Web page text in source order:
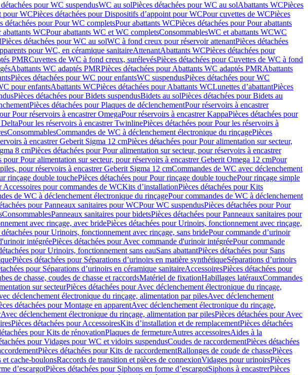
pour WC suspendusWC au solPièces détachées pour WC au solAbattants WCPièces
pour WCPièces détachées pour Dispositifs d’appoint pour WCPour cuvettes de WCPièces
détachées pour Pour WC completsPour abattants WCPièces détachées pour Pour abattants
abattants WCPour abattants WC et WC completsConsommablesWC et abattants WCWC
Pièces détachées pour WC au solWC à fond creux pour réservoir attenantPièces détachées
pour WC, en céramique sanitaireAttenantAbattants WCPièces détachées pour
PMRCuvettes de WC à fond creux, surélevésPièces détachées pour Cuvettes de WC à fond
Abattants WC adaptés PMRPièces détachées pour Abattants WC adaptés PMRAbattants
Pièces détachées pour WC pour enfantsWC suspendusPièces détachées pour WC
pour enfantsAbattants WCPièces détachées pour Abattants WCLunettes d’abattantPièces
Pièces détachées pour Bidets suspendusBidets au solPièces détachées pour Bidets au
Pièces détachées pour Plaques de déclenchementPour réservoirs à encastrer
Pour réservoirs à encastrer OmegaPour réservoirs à encastrer KappaPièces détachées pour
Pour les réservoirs à encastrer TwinlinePièces détachées pour Pour les réservoirs à
ConsommablesCommandes de WC à déclenchement électronique du rinçagePièces
à encastrer Geberit Sigma 12 cmPièces détachées pour Pour alimentation sur secteur,
8 cmPièces détachées pour Pour alimentation sur secteur, pour réservoirs à encastrer
pour Pour alimentation sur secteur, pour réservoirs à encastrer Geberit Omega 12 cmPour
pour réservoirs à encastrer Geberit Sigma 12 cmCommandes de WC avec déclenchement
rinçage double touchePièces détachées pour Pour rinçage double touchePour rinçage simple
Accessoires pour commandes de WCKits d’installationPièces détachées pour Kits
de WC à déclenchement électronique du rinçagePour commandes de WC à déclenchement
pour Panneaux sanitaires pour WCPour WC suspendusPièces détachées pour Pour
ConsommablesPanneaux sanitaires pour bidetsPièces détachées pour Panneaux sanitaires pour
avec rinçage, avec bridePièces détachées pour Urinoirs, fonctionnement avec rinçage,
détachées pour Urinoirs, fonctionnement avec rinçage, sans bridePour commande d’urinoir
intégréePièces détachées pour Avec commande d'urinoir intégréePour commande
pour Urinoirs, fonctionnement sans eauSans abattantPièces détachées pour Sans
Pièces détachées pour Séparations d’urinoirs en matière synthétiqueSéparations d’urinoirs
pour Séparations d’urinoirs en céramique sanitaireAccessoiresPièces détachées pour
de chasse, coudes de chasse et raccordsMatériel de fixationHabillages latérauxCommandes
sur secteurPièces détachées pour Avec déclenchement électronique du rinçage,
déclenchement électronique du rinçage, alimentation par pilesAvec déclenchement
détachées pour Montage en apparentAvec déclenchement électronique du rinçage,
Avec déclenchement électronique du rinçage, alimentation par pilesPièces détachées pour Avec
Pièces détachées pour AccessoiresKits d’installation et de remplacementPièces détachées
pour Kits de rénovationPlaques de fermetureAutres accessoiresAides à la
pour Vidages pour WC et vidoirs suspendusCoudes de raccordementPièces détachées
Pièces détachées pour Kits de raccordementRallonges de coude de chassePièces
et cache-boulonsRaccords de transition et pièces de connexionVidages pour urinoirsPièces
d’escargotPièces détachées pour Siphons en forme d’escargotSiphons à encastrerPièces